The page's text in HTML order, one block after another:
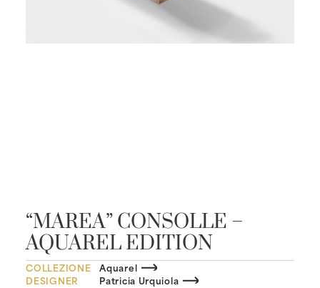
“MAREA” CONSOLLE –
AQUAREL EDITION
COLLEZIONE
Aquarel
DESIGNER
Patricia Urquiola